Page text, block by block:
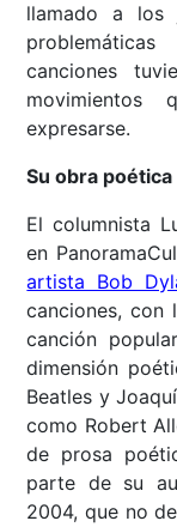
llamado a los
canciones
movimientos
expresarse.
Su obra poética
El columnista
en
artista Bob
canciones, con
canción
dimensión
Beatles y
como Robert
de prosa
parte de su
2004, que no